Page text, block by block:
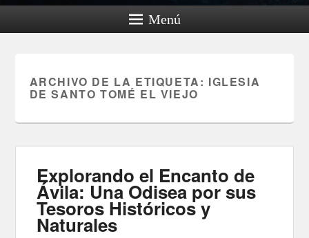
Menú
ARCHIVO DE LA ETIQUETA: IGLESIA
DE SANTO TOMÉ EL VIEJO
Explorando el Encanto de
Ávila: Una Odisea por sus
Tesoros Históricos y
Naturales